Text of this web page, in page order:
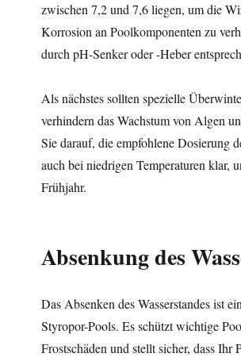
zwischen 7,2 und 7,6 liegen, um die
Korrosion an Poolkomponenten zu
durch pH-Senker oder -Heber
Als nächstes sollten spezielle
verhindern das Wachstum von Algen
Sie darauf, die empfohlene Dosierung
auch bei niedrigen Temperaturen klar,
Frühjahr.
Absenkung des
Das Absenken des Wasserstandes ist
Styropor-Pools. Es schützt wichtige
Frostschäden und stellt sicher, dass Ihr